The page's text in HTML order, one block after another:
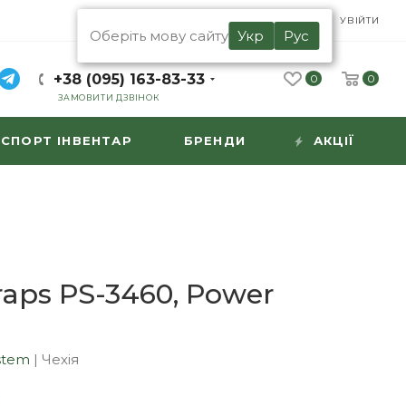
RU
Оберіть мову сайту Укр Рус
УВІЙТИ
+38 (095) 163-83-33
ЗАМОВИТИ ДЗВІНОК
0 0
СПОРТ ІНВЕНТАР БРЕНДИ АКЦІЇ
PS-3460, Power
| Чехія